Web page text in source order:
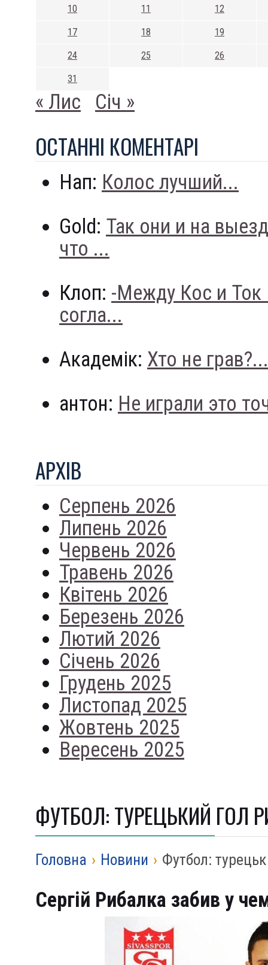
10 11 12
17 18 19
24 25 26
31
« Лис Січ »
ОСТАННI КОМЕНТАРI
Нап: Колос лучший...
Gold: Так они и на
что ...
Клоп: -Между Кос и
согла...
Академік: Хто не грав?...
антон: Не играли это
АРХIВ
Серпень 2026
Липень 2026
Червень 2026
Травень 2026
Квітень 2026
Березень 2026
Лютий 2026
Січень 2026
Грудень 2025
Листопад 2025
Жовтень 2025
Вересень 2025
ФУТБОЛ: ТУРЕЦЬКИЙ ГОЛ
Головна › Новини › Футбол:
Сергій Рибалка забив у